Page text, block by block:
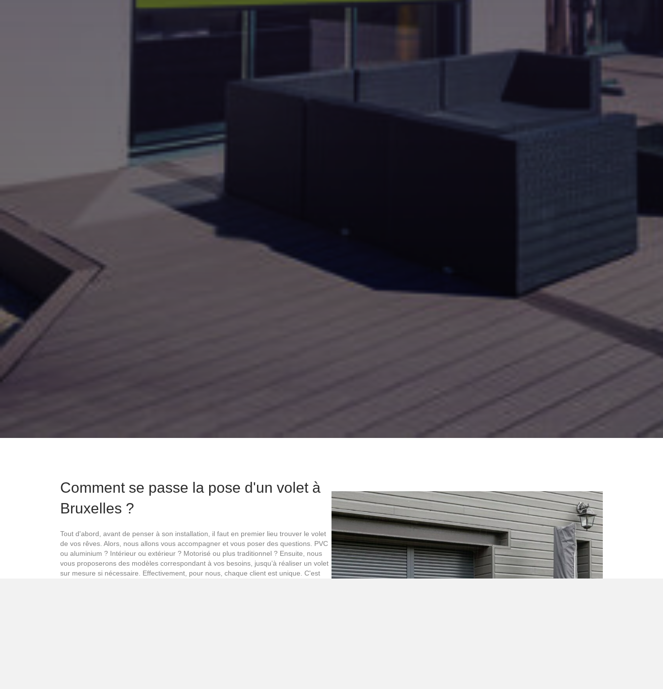
Comment se passe la pose d'un volet à
Bruxelles ?
Tout d'abord, avant de penser à son installation, il faut en premier lieu trouver le volet
de vos rêves. Alors, nous allons vous accompagner et vous poser des questions. PVC
ou aluminium ? Intérieur ou extérieur ? Motorisé ou plus traditionnel ? Ensuite, nous
vous proposerons des modèles correspondant à vos besoins, jusqu’à réaliser un volet
sur mesure si nécessaire. Effectivement, pour nous, chaque client est unique. C'est